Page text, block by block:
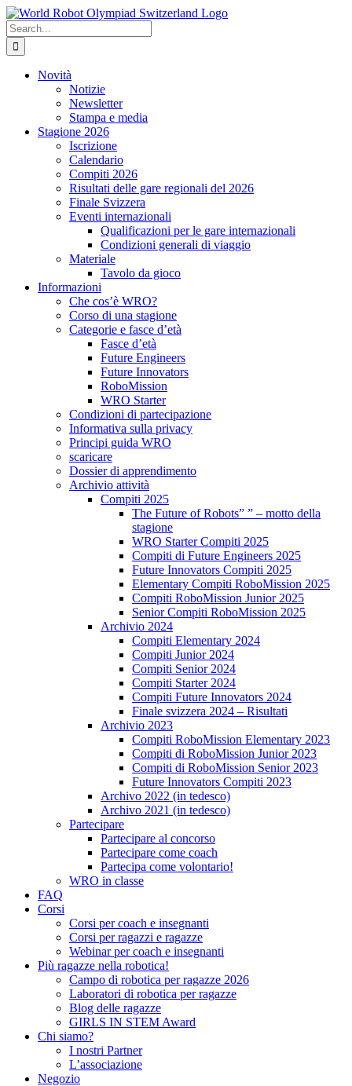
Skip
to
content
Search
for:
Novità
Notizie
Newsletter
Stampa e media
Stagione 2026
Iscrizione
Calendario
Compiti 2026
Risultati delle gare regionali del 2026
Finale Svizzera
Eventi internazionali
Qualificazioni per le gare internazionali
Condizioni generali di viaggio
Materiale
Tavolo da gioco
Informazioni
Che cos’è WRO?
Corso di una stagione
Categorie e fasce d’età
Fasce d’età
Future Engineers
Future Innovators
RoboMission
WRO Starter
Condizioni di partecipazione
Informativa sulla privacy
Principi guida WRO
scaricare
Dossier di apprendimento
Archivio attività
Compiti 2025
The Future of Robots” ” – motto della
stagione
WRO Starter Compiti 2025
Compiti di Future Engineers 2025
Future Innovators Compiti 2025
Elementary Compiti RoboMission 2025
Compiti RoboMission Junior 2025
Senior Compiti RoboMission 2025
Archivio 2024
Compiti Elementary 2024
Compiti Junior 2024
Compiti Senior 2024
Compiti Starter 2024
Compiti Future Innovators 2024
Finale svizzera 2024 – Risultati
Archivio 2023
Compiti RoboMission Elementary 2023
Compiti di RoboMission Junior 2023
Compiti di RoboMission Senior 2023
Future Innovators Compiti 2023
Archivo 2022 (in tedesco)
Archivo 2021 (in tedesco)
Partecipare
Partecipare al concorso
Partecipare come coach
Partecipa come volontario!
WRO in classe
FAQ
Corsi
Corsi per coach e insegnanti
Corsi per ragazzi e ragazze
Webinar per coach e insegnanti
Più ragazze nella robotica!
Campo di robotica per ragazze 2026
Laboratori di robotica per ragazze
Blog delle ragazze
GIRLS IN STEM Award
Chi siamo?
I nostri Partner
L’associazione
Negozio